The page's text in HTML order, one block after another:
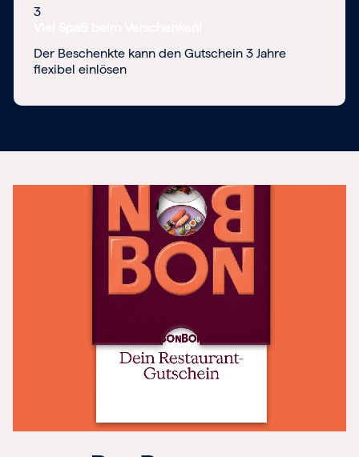
3
Der Beschenkte kann den Gutschein 3 Jahre
flexibel einlösen